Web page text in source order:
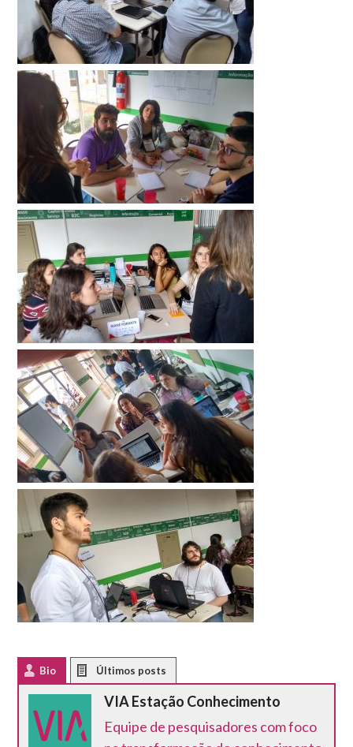
Bio
VIA Estação Conhecimento
Equipe de pesquisadores com foco